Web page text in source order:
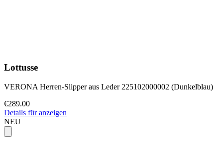
Lottusse
VERONA Herren-Slipper aus Leder 225102000002 (Dunkelblau)
€289.00
Details für anzeigen
NEU